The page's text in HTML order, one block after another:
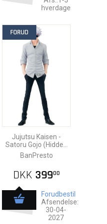
hverdage
FORUD
Jujutsu Kaisen -
Satoru Gojo (Hidden
Inventory / Premature
Death) Pvc Statue
BanPresto
DKK 39900
Forudbestil
Afsendelse:
30-04-
2027